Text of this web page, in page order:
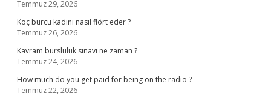
Temmuz 29, 2026
Koç burcu kadını nasıl flört eder ?
Temmuz 26, 2026
Kavram bursluluk sınavı ne zaman ?
Temmuz 24, 2026
How much do you get paid for being on the radio ?
Temmuz 22, 2026